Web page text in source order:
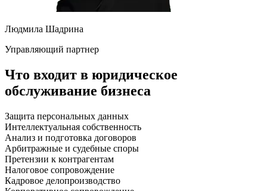
Людмила Шадрина
Управляющий партнер
Что входит в юридическое
обслуживание бизнеса
Защита персональных данных
Интеллектуальная собственность
Анализ и подготовка договоров
Арбитражные и судебные споры
Претензии к контрагентам
Налоговое сопровождение
Кадровое делопроизводство